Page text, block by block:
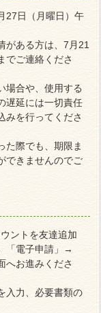
27日（月曜日）午
がある方は、7月21
でご連絡くださ
場合や、使用する
遅延には一切責任
みを行ってくださ
た際でも、期限ま
できませんのでご
ントを友達追加
「電子申請」→
へお進みくださ
入力、必要書類の